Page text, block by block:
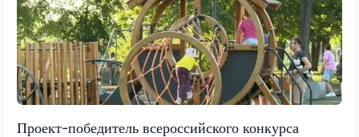
Проект-победитель всероссийского конкурса